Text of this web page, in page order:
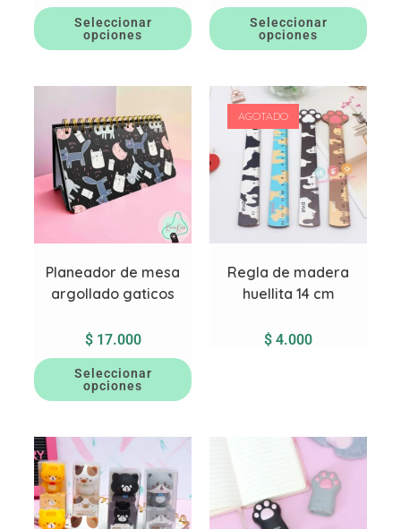
Seleccionar
opciones
Seleccionar
opciones
Planeador de mesa
argollado gaticos
$17.000
Seleccionar
opciones
AGOTADO
Regla de madera
huellita 14 cm
$ 4.000